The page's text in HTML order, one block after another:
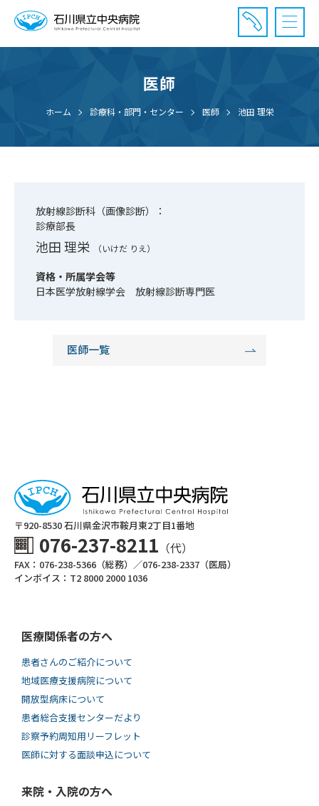
診療受付時間：午前8時20分〜午前11時20分まで
医師
ホーム 診療科・部門・センター 医師 池田 理栄
放射線診断科（画像診断）：
診療部長
池田 理栄 （いけだ りえ）
資格・所属学会等
日本医学放射線学会 放射線診断専門医
医師一覧
〒920-8530 ⽯川県⾦沢市鞍⽉東2丁⽬1番地
076-237-8211 （代）
FAX：076-238-5366（総務）／076-238-2337（医局）
インボイス：T2 8000 2000 1036
医療関係者の方へ
患者さんのご紹介について
地域医療支援病院について
開放型病床について
患者総合支援センターだより
診察予約周知用リーフレット
医師に対する面談申込について
来院・入院の方へ